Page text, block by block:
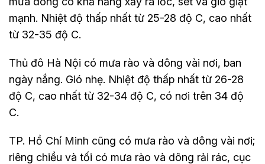
mạnh. Nhiệt độ thấp nhất từ 25-28 độ C, cao nhất
từ 32-35 độ C.
Thủ đô Hà Nội có mưa rào và dông vài nơi, ban
ngày nắng. Gió nhẹ. Nhiệt độ thấp nhất từ 26-28
độ C, cao nhất từ 32-34 độ C, có nơi trên 34 độ
C.
TP. Hồ Chí Minh cũng có mưa rào và dông vài nơi;
riêng chiều và tối có mưa rào và dông rải rác, cục